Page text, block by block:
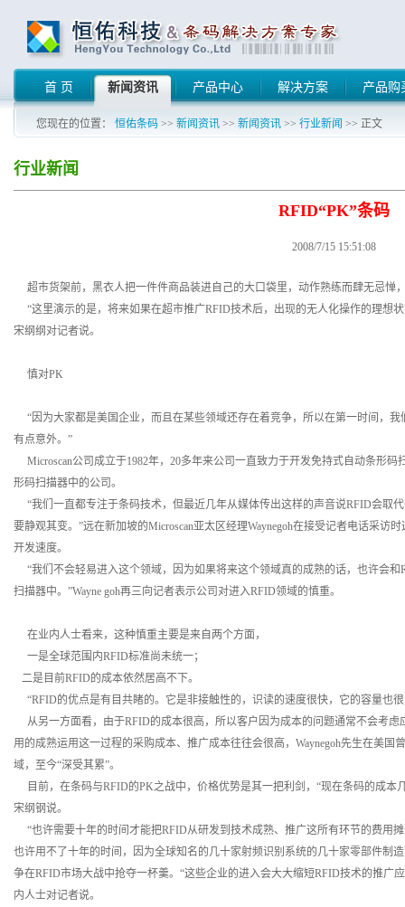
首 页 新闻资讯 产品中心 解决方案 产品购
您现在的位置： 恒佑条码 >> 新闻资讯 >> 新闻资讯 >> 行业新闻 >> 正文
行业新闻
RFID“PK”条码
2008/7/15 15:51:08
超市货架前，黑衣人把一件件商品装进自己的大口袋里，动作熟练而肆无忌惮
“这里演示的是，将来如果在超市推广RFID技术后，出现的无人化操作的理想
宋纲纲对记者说。
慎对PK
“因为大家都是美国企业，而且在某些领域还存在着竞争，所以在第一时间，
有点意外。”
Microscan公司成立于1982年，20多年来公司一直致力于开发免持式自动条形
形码扫描器中的公司。
“我们一直都专注于条码技术，但最近几年从媒体传出这样的声音说RFID会取
要静观其变。”远在新加坡的Microscan亚太区经理Waynegoh在接受记者电话采访
开发速度。
“我们不会轻易进入这个领域，因为如果将来这个领域真的成熟的话，也许会
扫描器中。”Wayne goh再三向记者表示公司对进入RFID领域的慎重。
在业内人士看来，这种慎重主要是来自两个方面，
一是全球范围内RFID标准尚未统一；
二是目前RFID的成本依然居高不下。
“RFID的优点是有目共睹的。它是非接触性的，识读的速度很快，它的容量也
从另一方面看，由于RFID的成本很高，所以客户因为成本的问题通常不会考虑
用的成熟运用这一过程的采购成本、推广成本往往会很高，Waynegoh先生在美
域，至今“深受其累”。
目前，在条码与RFID的PK之战中，价格优势是其一把利剑，“现在条码的成本
宋纲钢说。
“也许需要十年的时间才能把RFID从研发到技术成熟、推广这所有环节的费用
也许用不了十年的时间，因为全球知名的几十家射频识别系统的几十家零部件制
争在RFID市场大战中抢夺一杯羹。“这些企业的进入会大大缩短RFID技术的推广
内人士对记者说。